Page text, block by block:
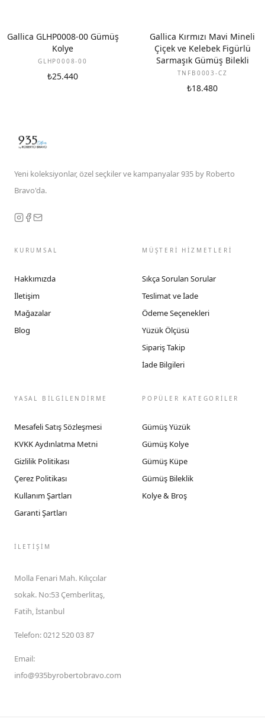
Gallica GLHP0008-00 Gümüş
Kolye
GLHP0008-00
₺25.440
Gallica Kırmızı Mavi Mineli
Çiçek ve Kelebek Figürlü
Sarmaşık Gümüş Bilekli
TNFB0003-CZ
₺18.480
Yeni koleksiyonlar, özel seçkiler ve kampanyalar 935 by Roberto
Bravo'da.
KURUMSAL
Hakkımızda
İletişim
Mağazalar
Blog
MÜŞTERİ HİZMETLERİ
Sıkça Sorulan Sorular
Teslimat ve İade
Ödeme Seçenekleri
Yüzük Ölçüsü
Sipariş Takip
İade Bilgileri
YASAL BİLGİLENDİRME
Mesafeli Satış Sözleşmesi
KVKK Aydınlatma Metni
Gizlilik Politikası
Çerez Politikası
Kullanım Şartları
Garanti Şartları
POPÜLER KATEGORİLER
Gümüş Yüzük
Gümüş Kolye
Gümüş Küpe
Gümüş Bileklik
Kolye & Broş
İLETIŞIM
Molla Fenari Mah. Kılıçcılar
sokak. No:53 Çemberlitaş,
Fatih, İstanbul
Telefon:0212 520 03 87
Email:
info@935byrobertobravo.com